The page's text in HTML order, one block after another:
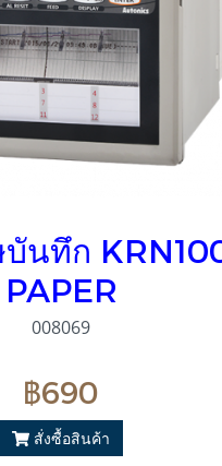
บันทึก
PAPER
008069
฿690
สั่งซื้อสินค้า